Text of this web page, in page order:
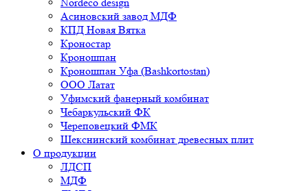
Асиновский завод МДФ
КПД Новая Вятка
Кроностар
Кроношпан
Кроношпан Уфа (Bashkortostan)
ООО Латат
Уфимский фанерный комбинат
Чебаркульский ФК
Череповецкий ФМК
Шекснинский комбинат древесных плит
О продукции
ЛДСП
МДФ